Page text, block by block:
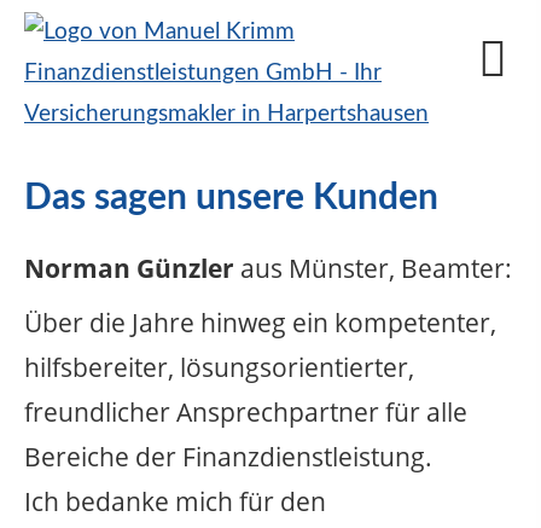
Das sagen unsere Kunden
Norman Günzler aus Münster, Beamter:
Über die Jahre hinweg ein kompetenter,
hilfsbereiter, lösungsorientierter,
freundlicher Ansprechpartner für alle
Bereiche der Finanzdienstleistung.
Ich bedanke mich für den